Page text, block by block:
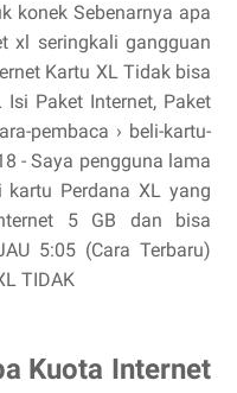
konek Sebenarnya apa
xl seringkali gangguan
Kartu XL Tidak bisa
Paket Internet, Paket
pembaca › beli-kartu-
- Saya pengguna lama
Perdana XL yang
5 GB dan bisa
5:05 (Cara Terbaru)
TIDAK
Kuota Internet